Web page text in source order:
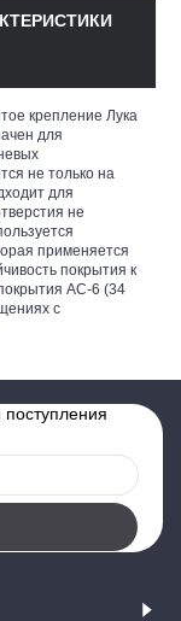
крепление Лука
для
не только на
для
не
применяется
покрытия к
АС-6 (34
с